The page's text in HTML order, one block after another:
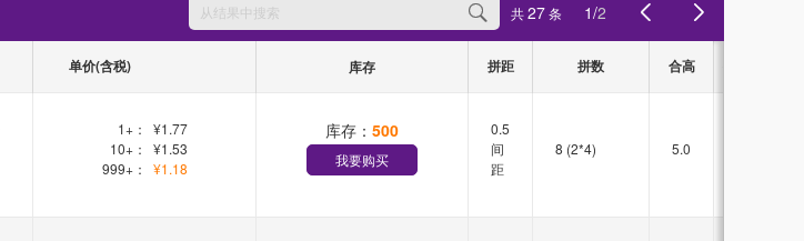
共27条 1/2
单价(含税) 库存 拼距 拼数 合高
1+：
¥1.77
10+：
¥1.53
999+：
¥1.18
库存： 500
我要购买
0.5
间
距
8 (2*4) 5.0